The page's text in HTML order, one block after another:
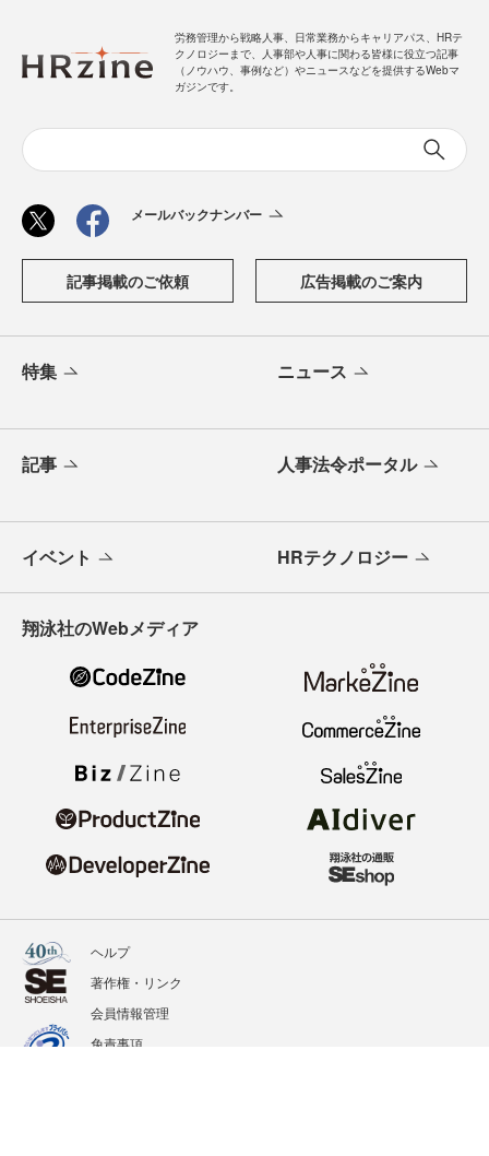
労務管理から戦略人事、日常業務からキャリアパス、HRテ
クノロジーまで、人事部や人事に関わる皆様に役立つ記事
（ノウハウ、事例など）やニュースなどを提供するWebマ
ガジンです。
メールバックナンバー
記事掲載のご依頼 広告掲載のご案内
特集 ニュース
記事 人事法令ポータル
イベント HRテクノロジー
翔泳社のWebメディア
ヘルプ
著作権・リンク
会員情報管理
免責事項